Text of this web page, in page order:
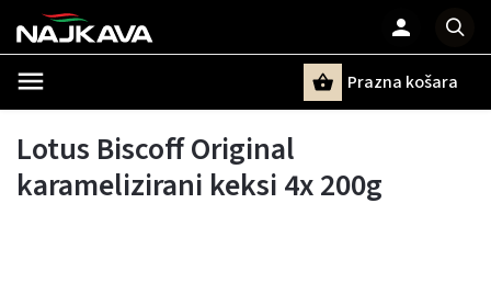
Prazna košara
Lotus Biscoff Original
karamelizirani keksi 4x 200g